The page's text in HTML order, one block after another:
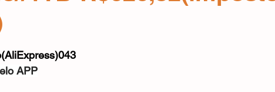
de 5 estrelas.
APP